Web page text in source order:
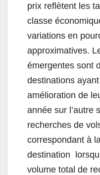
prix reflètent les
classe
variations en
approximatives.
émergentes sont
destinations
amélioration de
année sur l’autre
recherches de
correspondant à
destination
volume total de